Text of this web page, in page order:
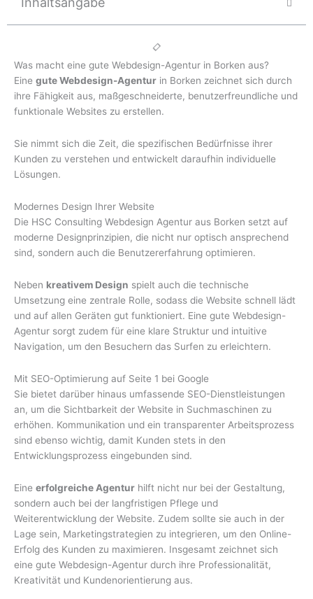
Was macht eine gute Webdesign-Agentur in Borken aus?
Eine gute Webdesign-Agentur in Borken zeichnet sich durch
ihre Fähigkeit aus, maßgeschneiderte, benutzerfreundliche und
funktionale Websites zu erstellen.
Sie nimmt sich die Zeit, die spezifischen Bedürfnisse ihrer
Kunden zu verstehen und entwickelt daraufhin individuelle
Lösungen.
Modernes Design Ihrer Website
Die HSC Consulting Webdesign Agentur aus Borken setzt auf
moderne Designprinzipien, die nicht nur optisch ansprechend
sind, sondern auch die Benutzererfahrung optimieren.
Neben kreativem Design spielt auch die technische
Umsetzung eine zentrale Rolle, sodass die Website schnell lädt
und auf allen Geräten gut funktioniert. Eine gute Webdesign-
Agentur sorgt zudem für eine klare Struktur und intuitive
Navigation, um den Besuchern das Surfen zu erleichtern.
Mit SEO-Optimierung auf Seite 1 bei Google
Sie bietet darüber hinaus umfassende SEO-Dienstleistungen
an, um die Sichtbarkeit der Website in Suchmaschinen zu
erhöhen. Kommunikation und ein transparenter Arbeitsprozess
sind ebenso wichtig, damit Kunden stets in den
Entwicklungsprozess eingebunden sind.
Eine erfolgreiche Agentur hilft nicht nur bei der Gestaltung,
sondern auch bei der langfristigen Pflege und
Weiterentwicklung der Website. Zudem sollte sie auch in der
Lage sein, Marketingstrategien zu integrieren, um den Online-
Erfolg des Kunden zu maximieren. Insgesamt zeichnet sich
eine gute Webdesign-Agentur durch ihre Professionalität,
Kreativität und Kundenorientierung aus.